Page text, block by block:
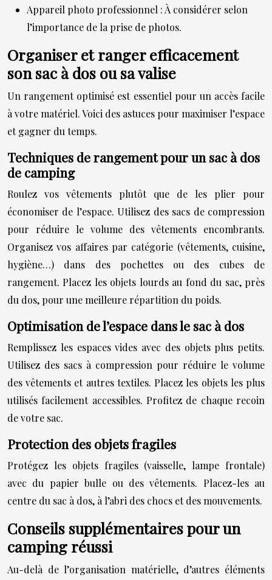
Appareil photo professionnel : À considérer selon
l’importance de la prise de photos.
Organiser et ranger efficacement
son sac à dos ou sa valise
Un rangement optimisé est essentiel pour un accès facile
à votre matériel. Voici des astuces pour maximiser l’espace
et gagner du temps.
Techniques de rangement pour un sac à dos
de camping
Roulez vos vêtements plutôt que de les plier pour
économiser de l’espace. Utilisez des sacs de compression
pour réduire le volume des vêtements encombrants.
Organisez vos affaires par catégorie (vêtements, cuisine,
hygiène…) dans des pochettes ou des cubes de
rangement. Placez les objets lourds au fond du sac, près
du dos, pour une meilleure répartition du poids.
Optimisation de l’espace dans le sac à dos
Remplissez les espaces vides avec des objets plus petits.
Utilisez des sacs à compression pour réduire le volume
des vêtements et autres textiles. Placez les objets les plus
utilisés facilement accessibles. Profitez de chaque recoin
de votre sac.
Protection des objets fragiles
Protégez les objets fragiles (vaisselle, lampe frontale)
avec du papier bulle ou des vêtements. Placez-les au
centre du sac à dos, à l’abri des chocs et des mouvements.
Conseils supplémentaires pour un
camping réussi
Au-delà de l’organisation matérielle, d’autres éléments